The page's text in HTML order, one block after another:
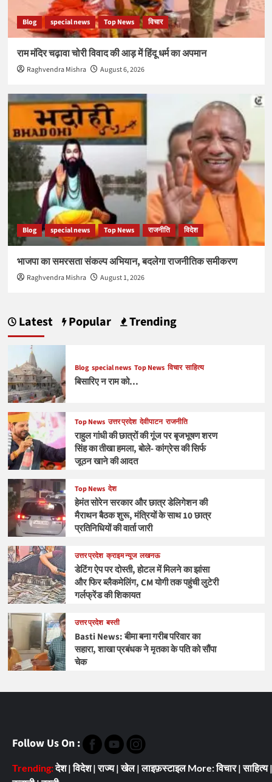
Blog special news Top News विचार
राम मंदिर चढ़ावा चोरी विवाद की आड़ में हिंदू धर्म का अपमान
Raghvendra Mishra August 6, 2026
Blog special news Top News राजनीति विदेश
भाजपा का समरसता संकल्प अभियान, बदलेगा राजनीतिक समीकरण
Raghvendra Mishra August 1, 2026
Latest Popular Trending
Blog special news Top News विचार साहित्य
बिसारिए न राम को…
Top News उत्तर प्रदेश देवीपाटन राजनीति
राहुल गांधी की छात्रों की गूंज पर बृजभूषण शरण
सिंह का तीखा हमला, बोले- कांग्रेस की सिर्फ
जूठन खाने की आदत
Top News देश
हेमंत सोरेन सरकार और छात्र डेलिगेशन की
मैराथन बैठक शुरू, मंत्रियों के साथ 10 छात्र
प्रतिनिधियों की वार्ता जारी
उत्तर प्रदेश क्राइम न्यूज लखनऊ
डेटिंग ऐप पर दोस्ती, होटल में मिलने का झांसा
और फिर ब्लैकमेलिंग, CM योगी तक पहुंची लुटेरी
गर्लफ्रेंड की शिकायत
उत्तर प्रदेश बस्ती
Basti News: बीमा बना गरीब परिवार का
सहारा, शाखा प्रबंधक ने मृतका के पति को सौंपा
चेक
Follow Us On :
Trending:देश|विदेश|राज्य|खेल|लाइफ़स्टाइल More:विचार|साहित्य|